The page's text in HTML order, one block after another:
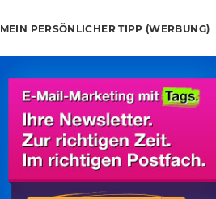
MEIN PERSÖNLICHER TIPP (WERBUNG)